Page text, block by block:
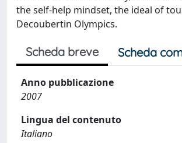
the self-help mindset, the ideal of
Decoubertin Olympics.
Scheda breve Scheda
Anno pubblicazione
2007
Lingua del contenuto
Italiano